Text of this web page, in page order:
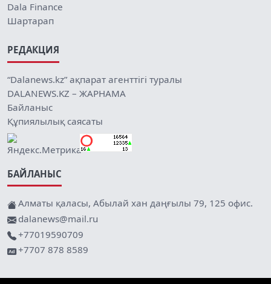
Dala Finance
Шартарап
РЕДАКЦИЯ
“Dalanews.kz” ақпарат агенттігі туралы
DALANEWS.KZ – ЖАРНАМА
Байланыс
Құпиялылық саясаты
БАЙЛАНЫС
Алматы қаласы, Абылай хан даңғылы 79, 125 офис.
dalanews@mail.ru
+77019590709
+7707 878 8589